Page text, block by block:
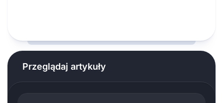
Przeglądaj artykuły